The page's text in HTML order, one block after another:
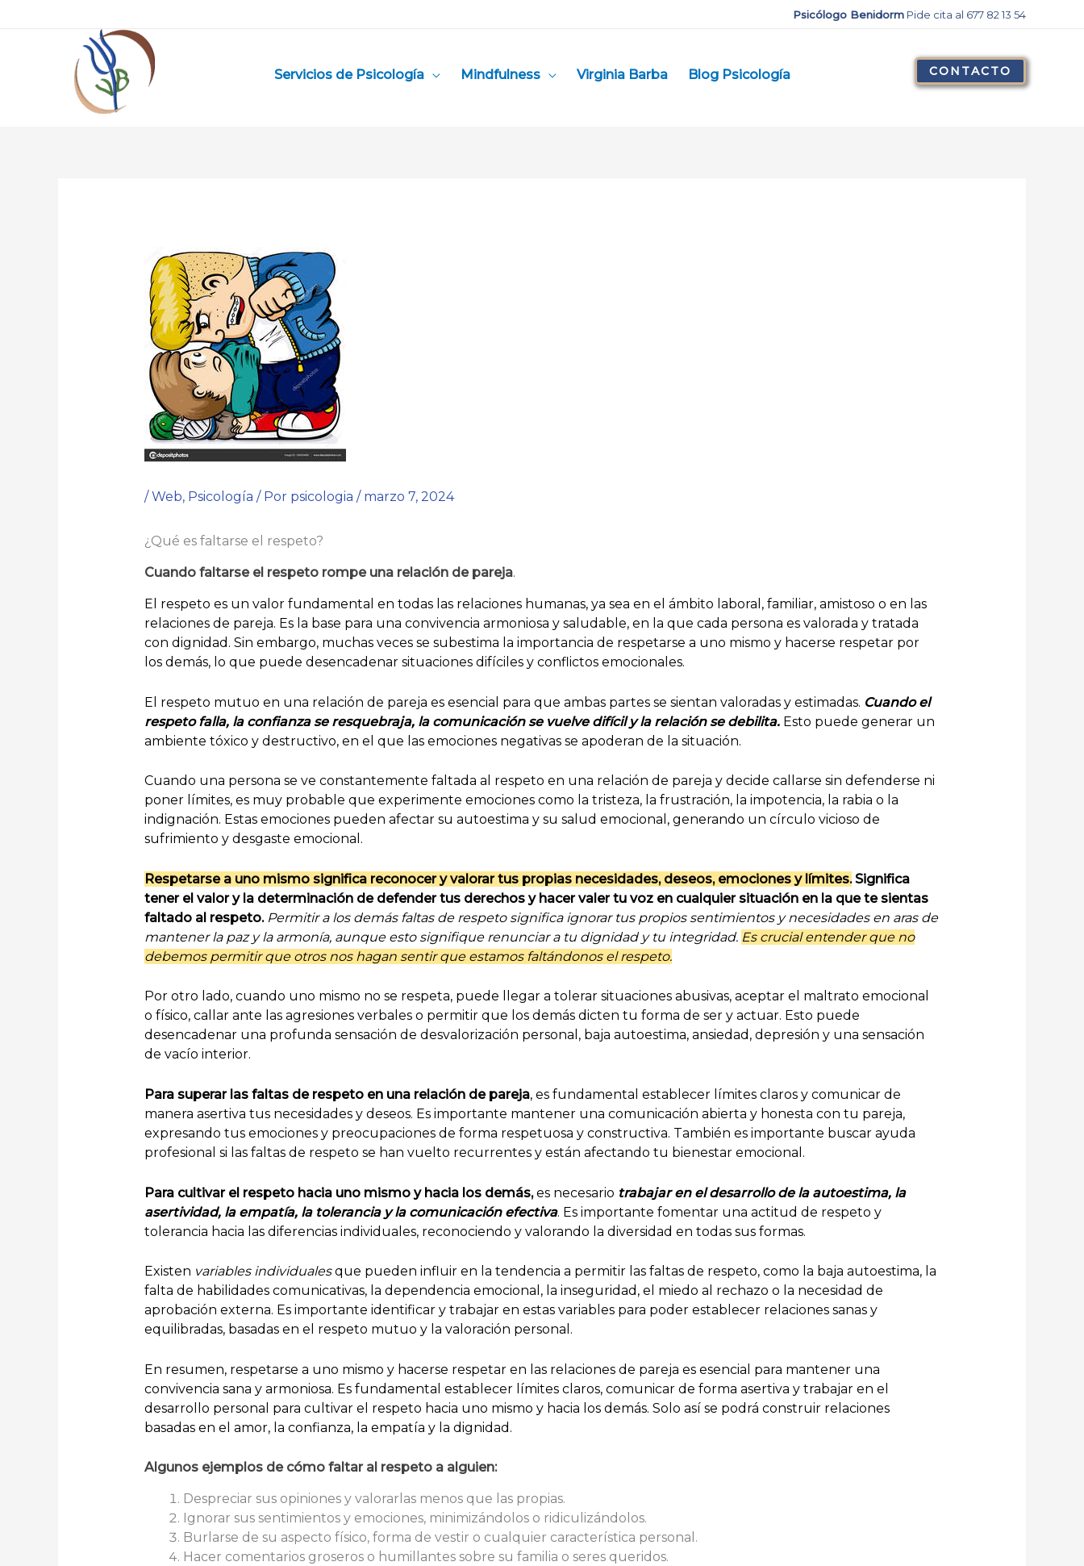
Psicólogo Benidorm Pide cita al 677 82 13 54
Servicios de Psicología Mindfulness Virginia Barba Blog Psicología CONTACTO
/Web, Psicología / Por psicologia / marzo 7, 2024
¿Qué es faltarse el respeto?
Cuando faltarse el respeto rompe una relación de pareja.
El respeto es un valor fundamental en todas las relaciones humanas, ya sea en el ámbito laboral, familiar, amistoso o en las
relaciones de pareja. Es la base para una convivencia armoniosa y saludable, en la que cada persona es valorada y tratada
con dignidad. Sin embargo, muchas veces se subestima la importancia de respetarse a uno mismo y hacerse respetar por
los demás, lo que puede desencadenar situaciones difíciles y conflictos emocionales.
El respeto mutuo en una relación de pareja es esencial para que ambas partes se sientan valoradas y estimadas. Cuando el
respeto falla, la confianza se resquebraja, la comunicación se vuelve difícil y la relación se debilita.Esto puede generar un
ambiente tóxico y destructivo, en el que las emociones negativas se apoderan de la situación.
Cuando una persona se ve constantemente faltada al respeto en una relación de pareja y decide callarse sin defenderse ni
poner límites, es muy probable que experimente emociones como la tristeza, la frustración, la impotencia, la rabia o la
indignación. Estas emociones pueden afectar su autoestima y su salud emocional, generando un círculo vicioso de
sufrimiento y desgaste emocional.
Respetarse a uno mismo significa reconocer y valorar tus propias necesidades, deseos, emociones y límites. Significa
tener el valor y la determinación de defender tus derechos y hacer valer tu voz en cualquier situación en la que te sientas
faltado al respeto. Permitir a los demás faltas de respeto significa ignorar tus propios sentimientos y necesidades en aras de
mantener la paz y la armonía, aunque esto signifique renunciar a tu dignidad y tu integridad. Es crucial entender que no
debemos permitir que otros nos hagan sentir que estamos faltándonos el respeto.
Por otro lado, cuando uno mismo no se respeta, puede llegar a tolerar situaciones abusivas, aceptar el maltrato emocional
o físico, callar ante las agresiones verbales o permitir que los demás dicten tu forma de ser y actuar. Esto puede
desencadenar una profunda sensación de desvalorización personal, baja autoestima, ansiedad, depresión y una sensación
de vacío interior.
Para superar las faltas de respeto en una relación de pareja, es fundamental establecer límites claros y comunicar de
manera asertiva tus necesidades y deseos. Es importante mantener una comunicación abierta y honesta con tu pareja,
expresando tus emociones y preocupaciones de forma respetuosa y constructiva. También es importante buscar ayuda
profesional si las faltas de respeto se han vuelto recurrentes y están afectando tu bienestar emocional.
Para cultivar el respeto hacia uno mismo y hacia los demás,es necesario trabajar en el desarrollo de la autoestima, la
asertividad, la empatía, la tolerancia y la comunicación efectiva. Es importante fomentar una actitud de respeto y
tolerancia hacia las diferencias individuales, reconociendo y valorando la diversidad en todas sus formas.
Existen variables individualesque pueden influir en la tendencia a permitir las faltas de respeto, como la baja autoestima, la
falta de habilidades comunicativas, la dependencia emocional, la inseguridad, el miedo al rechazo o la necesidad de
aprobación externa. Es importante identificar y trabajar en estas variables para poder establecer relaciones sanas y
equilibradas, basadas en el respeto mutuo y la valoración personal.
En resumen, respetarse a uno mismo y hacerse respetar en las relaciones de pareja es esencial para mantener una
convivencia sana y armoniosa. Es fundamental establecer límites claros, comunicar de forma asertiva y trabajar en el
desarrollo personal para cultivar el respeto hacia uno mismo y hacia los demás. Solo así se podrá construir relaciones
basadas en el amor, la confianza, la empatía y la dignidad.
Algunos ejemplos de cómo faltar al respeto a alguien:
Despreciar sus opiniones y valorarlas menos que las propias.
Ignorar sus sentimientos y emociones, minimizándolos o ridiculizándolos.
Burlarse de su aspecto físico, forma de vestir o cualquier característica personal.
Hacer comentarios groseros o humillantes sobre su familia o seres queridos.